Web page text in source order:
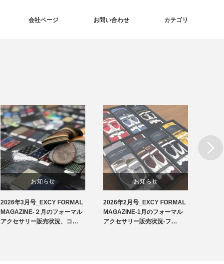
会社ページ お問い合わせ カテゴリ
お知らせ
洲鎌ブログ
2026年3月号_EXCY FORMAL
MAGAZINE-２月のフォーマル
アクセサリー販売状況、コ…
お知らせ
フォーマルアクセサリー
2026年2月号_EXCY FORMAL
MAGAZINE-1月のフォーマル
アクセサリー販売状況-フ…
Next